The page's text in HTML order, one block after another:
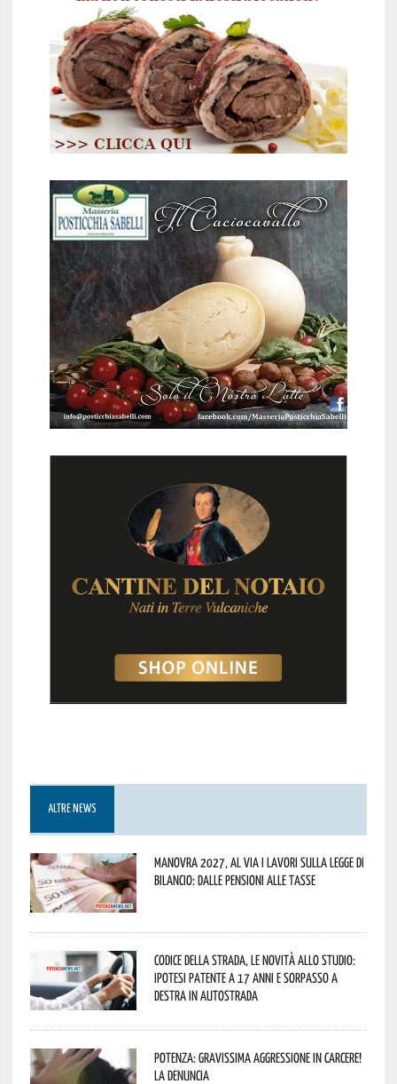
ALTRE NEWS
Manovra 2027, al via i lavori sulla Legge di
Bilancio: dalle pensioni alle tasse
Codice della strada, le novità allo studio:
ipotesi patente a 17 anni e sorpasso a
destra in autostrada
Potenza: gravissima aggressione in Carcere!
La denuncia